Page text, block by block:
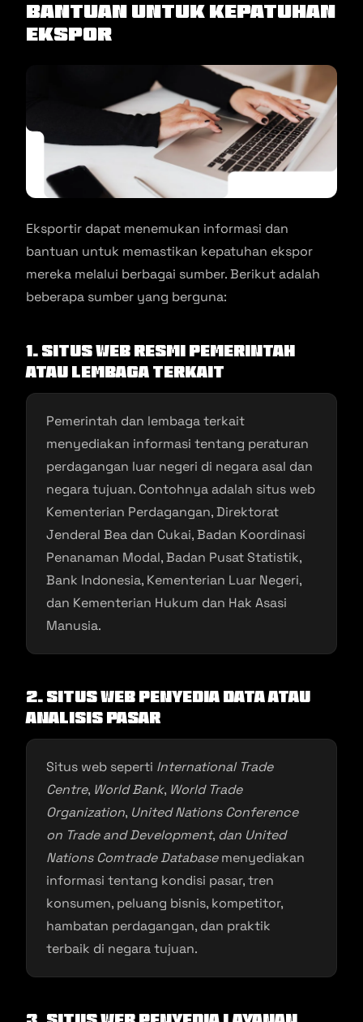
Bantuan untuk Kepatuhan
Ekspor
Eksportir dapat menemukan informasi dan
bantuan untuk memastikan kepatuhan ekspor
mereka melalui berbagai sumber. Berikut adalah
beberapa sumber yang berguna:
1. Situs Web Resmi Pemerintah
atau Lembaga Terkait
Pemerintah dan lembaga terkait
menyediakan informasi tentang peraturan
perdagangan luar negeri di negara asal dan
negara tujuan. Contohnya adalah situs web
Kementerian Perdagangan, Direktorat
Jenderal Bea dan Cukai, Badan Koordinasi
Penanaman Modal, Badan Pusat Statistik,
Bank Indonesia, Kementerian Luar Negeri,
dan Kementerian Hukum dan Hak Asasi
Manusia.
2. Situs Web Penyedia Data atau
Analisis Pasar
Situs web seperti International Trade
Centre, World Bank, World Trade
Organization, United Nations Conference
on Trade and Development, dan United
Nations Comtrade Databasemenyediakan
informasi tentang kondisi pasar, tren
konsumen, peluang bisnis, kompetitor,
hambatan perdagangan, dan praktik
terbaik di negara tujuan.